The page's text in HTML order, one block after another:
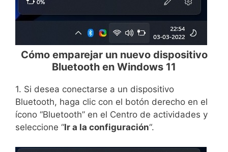
Cómo emparejar un nuevo dispositivo
Bluetooth en Windows 11
1. Si desea conectarse a un dispositivo
Bluetooth, haga clic con el botón derecho en el
ícono “Bluetooth” en el Centro de actividades y
seleccione “Ir a la configuración“.